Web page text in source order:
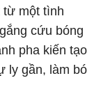
từ một tình
cứu bóng
pha kiến tạo
ly gần, làm bó